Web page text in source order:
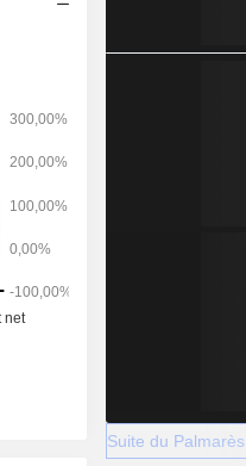
Suite du Palmarès